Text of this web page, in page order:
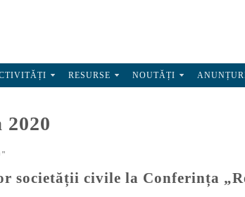
RESURSE NOUTĂȚI
2020
societății civile la Conferința